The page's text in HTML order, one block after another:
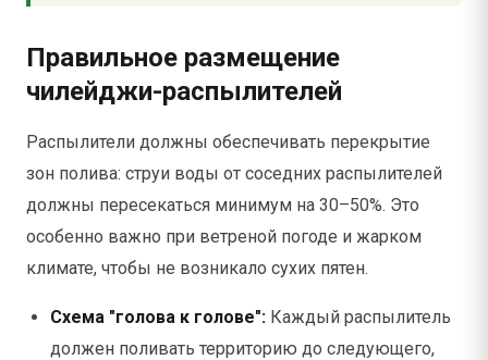
Правильное размещение
чилейджи-распылителей
Распылители должны обеспечивать перекрытие
зон полива: струи воды от соседних распылителей
должны пересекаться минимум на 30–50%. Это
особенно важно при ветреной погоде и жарком
климате, чтобы не возникало сухих пятен.
Схема "голова к голове": Каждый распылитель
должен поливать территорию до следующего,